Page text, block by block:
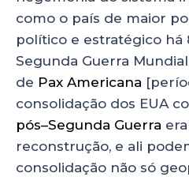
como o país de maior
político e estratégico há
Segunda Guerra
de Pax Americana
consolidação dos EUA
pós–Segunda Guerra
reconstrução, e ali
consolidação não só